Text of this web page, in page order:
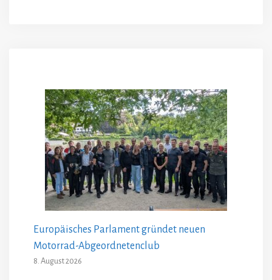
Europäisches Parlament gründet neuen
Motorrad-Abgeordnetenclub
8. August 2026